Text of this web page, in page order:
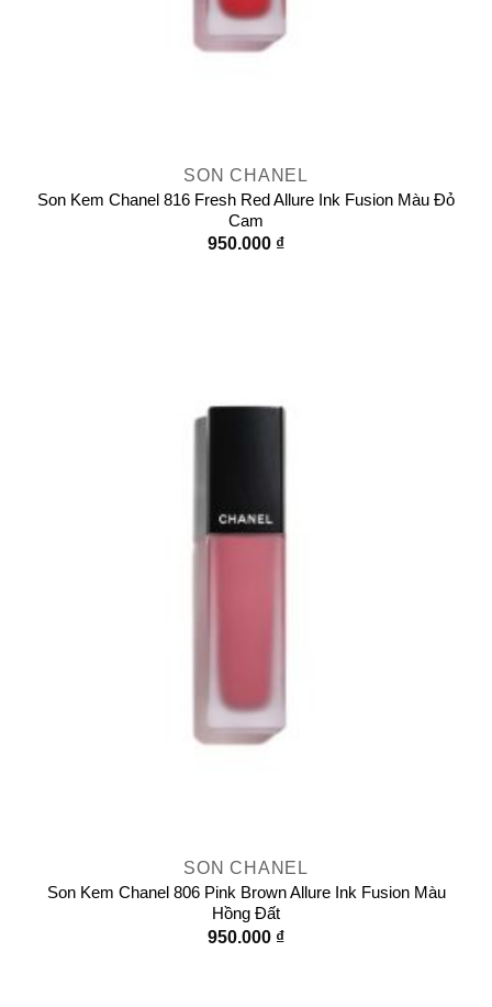
SON CHANEL
Son Kem Chanel 816 Fresh Red Allure Ink Fusion Màu Đỏ
Cam
950.000 ₫
SON CHANEL
Son Kem Chanel 806 Pink Brown Allure Ink Fusion Màu
Hồng Đất
950.000 ₫